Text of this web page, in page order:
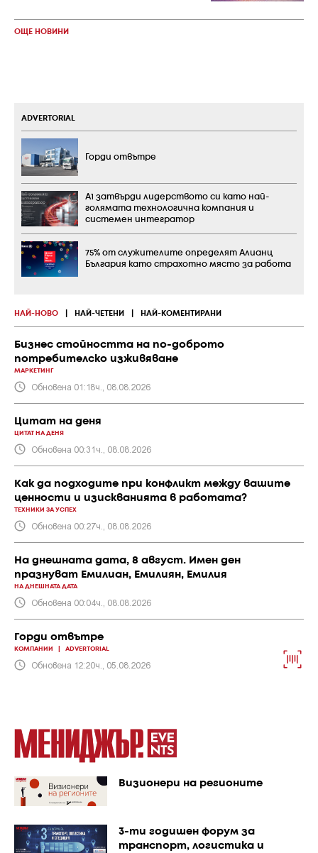
ОЩЕ НОВИНИ
НАЙ-НОВО НАЙ-ЧЕТЕНИ НАЙ-КОМЕНТИРАНИ
Бизнес стойността на по-доброто
потребителско изживяване
МАРКЕТИНГ
Обновена 01:18ч., 08.08.2026
Цитат на деня
ЦИТАТ НА ДЕНЯ
Обновена 00:31ч., 08.08.2026
Как да подходите при конфликт между вашите
ценности и изискванията в работата?
ТЕХНИКИ ЗА УСПЕХ
Обновена 00:27ч., 08.08.2026
На днешната дата, 8 август. Имен ден
празнуват Емилиан, Емилиян, Емилия
НА ДНЕШНАТА ДАТА
Обновена 00:04ч., 08.08.2026
Горди отвътре
КОМПАНИИ ADVERTORIAL
Обновена 12:20ч., 05.08.2026
ADVERTORIAL
Горди отвътре
А1 затвърди лидерството си като най-
голямата технологична компания и
системен интегратор
75% от служителите определят Алианц
България като страхотно място за работа
Визионери на регионите
3-ти годишен форум за
транспорт, логистика и